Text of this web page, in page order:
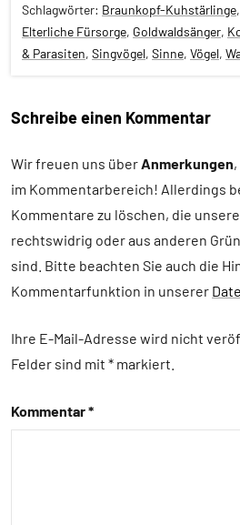
Schlagwörter: Braunkopf-Kuhstärlinge,
Elterliche Fürsorge, Goldwaldsänger,
& Parasiten, Singvögel, Sinne, Vögel,
Alle
Themen
Alle
Tiergruppen
Brutpflege
Forschung
aktuell
Schreibe einen Kommentar
Wir freuen uns über Anmerkungen,
im Kommentarbereich! Allerdings
Kommentare zu löschen, die
rechtswidrig oder aus anderen
sind. Bitte beachten Sie auch die
Kommentarfunktion in unserer
Ihre E-Mail-Adresse wird nicht
Felder sind mit * markiert
Kommentar*